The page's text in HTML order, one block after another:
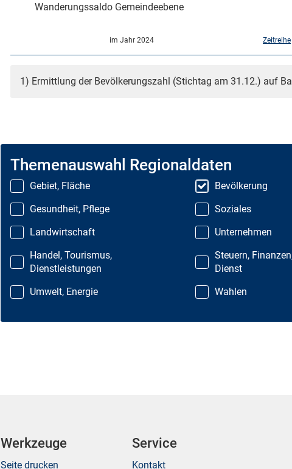
Wanderungssaldo Gemeindeebene
im Jahr 2024 Zeitreihe
1) Ermittlung der Bevölkerungszahl (Stichtag am 31.12.) auf
Themenauswahl Regionaldaten
Gebiet, Fläche Bevölkerung
Gesundheit, Pflege
Soziales
Landwirtschaft
Unternehmen
Handel, Tourismus,
Dienstleistungen
Steuern,
Dienst
Umwelt, Energie Wahlen
Werkzeuge
Seite drucken
Service
Kontakt